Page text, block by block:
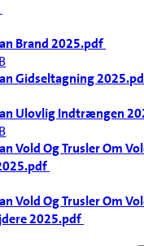
Brand 2025.pdf
Gidseltagning
Ulovlig Indtrængen
Vold Og Trusler Om
Vold Og Trusler Om
2025.pdf